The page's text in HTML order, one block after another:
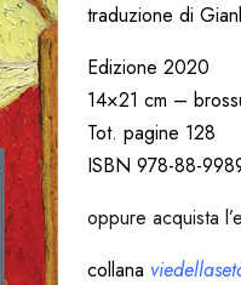
traduzione di
Edizione 2020
14×21 cm –
Tot. pagine 128
ISBN 978-88-
oppure acquista
collana